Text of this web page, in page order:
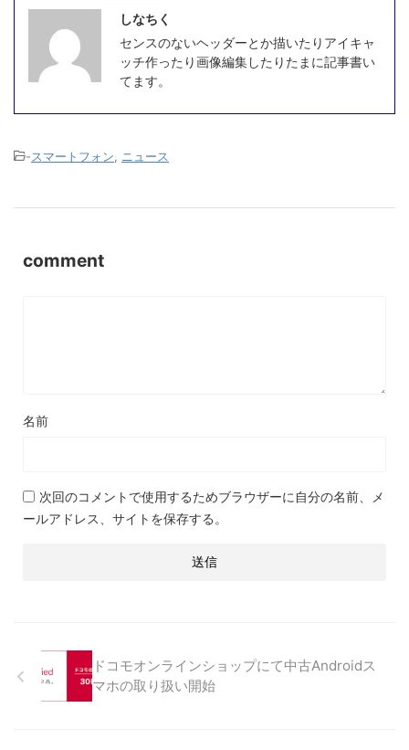
しなちく
センスのないヘッダーとか描いたりアイキャ
ッチ作ったり画像編集したりたまに記事書い
てます。
-スマートフォン ニュース
comment
名前
次回のコメントで使用するためブラウザーに自分の名前、メ
ールアドレス、サイトを保存する。
ドコモオンラインショップにて中古Androidス
マホの取り扱い開始